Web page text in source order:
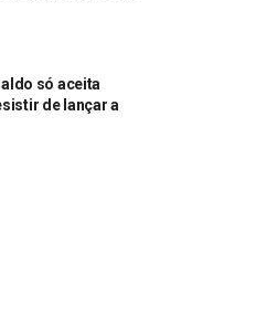
só aceita
de lançar a